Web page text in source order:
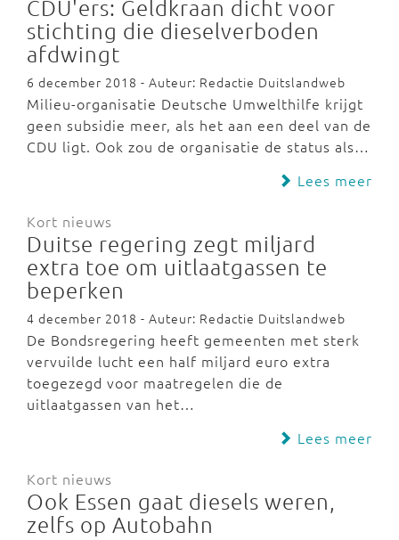
CDU'ers: Geldkraan dicht voor
stichting die dieselverboden
afdwingt
6 december 2018 - Auteur: Redactie Duitslandweb
Milieu-organisatie Deutsche Umwelthilfe krijgt
geen subsidie meer, als het aan een deel van de
CDU ligt. Ook zou de organisatie de status als…
Lees meer
Kort nieuws
Duitse regering zegt miljard
extra toe om uitlaatgassen te
beperken
4 december 2018 - Auteur: Redactie Duitslandweb
De Bondsregering heeft gemeenten met sterk
vervuilde lucht een half miljard euro extra
toegezegd voor maatregelen die de
uitlaatgassen van het…
Lees meer
Kort nieuws
Ook Essen gaat diesels weren,
zelfs op Autobahn